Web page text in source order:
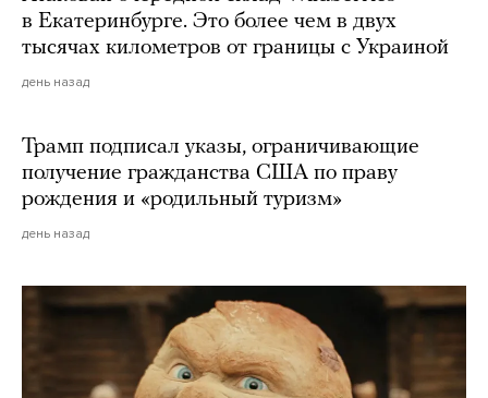
в Екатеринбурге. Это более чем в двух
тысячах километров от границы с Украиной
день назад
Трамп подписал указы, ограничивающие
получение гражданства США по праву
рождения и «родильный туризм»
день назад